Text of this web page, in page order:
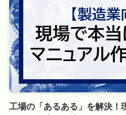
工場の「あるある」を解決！